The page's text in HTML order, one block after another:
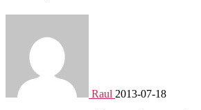
Raul 2013-07-18